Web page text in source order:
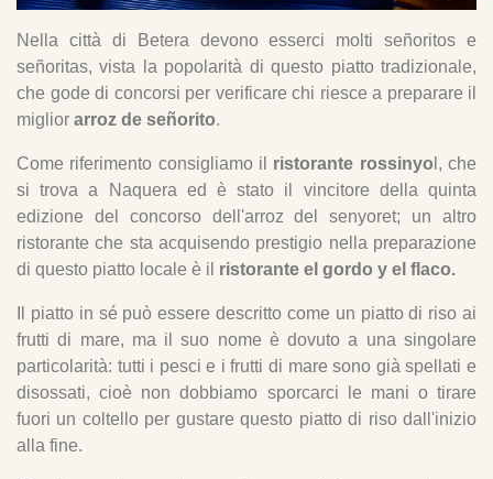
Nella città di Betera devono esserci molti señoritos e
señoritas, vista la popolarità di questo piatto tradizionale,
che gode di concorsi per verificare chi riesce a preparare il
miglior arroz de señorito.
Come riferimento consigliamo il ristorante rossinyo l, che
si trova a Naquera ed è stato il vincitore della quinta
edizione del concorso dell'arroz del senyoret; un altro
ristorante che sta acquisendo prestigio nella preparazione
di questo piatto locale è il ristorante el gordo y el flaco.
Il piatto in sé può essere descritto come un piatto di riso ai
frutti di mare, ma il suo nome è dovuto a una singolare
particolarità: tutti i pesci e i frutti di mare sono già spellati e
disossati, cioè non dobbiamo sporcarci le mani o tirare
fuori un coltello per gustare questo piatto di riso dall'inizio
alla fine.